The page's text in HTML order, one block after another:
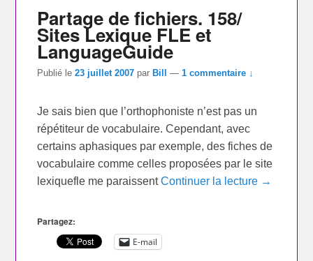
Partage de fichiers. 158/
Sites Lexique FLE et
LanguageGuide
Publié le23 juillet 2007 parBill —1 commentaire ↓
Je sais bien que l’orthophoniste n’est pas un
répétiteur de vocabulaire. Cependant, avec
certains aphasiques par exemple, des fiches de
vocabulaire comme celles proposées par le site
lexiquefle me paraissentContinuer la lecture →
Partagez:
E-mail